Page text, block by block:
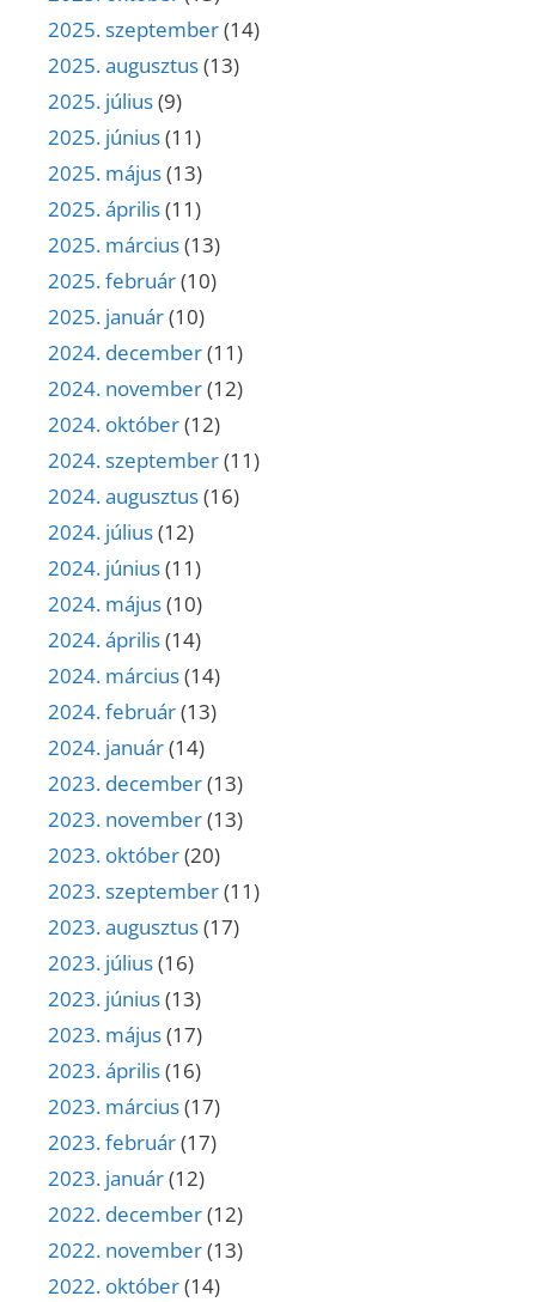
2025. szeptember(14)
2025. augusztus(13)
2025. július(9)
2025. június(11)
2025. május(13)
2025. április(11)
2025. március(13)
2025. február(10)
2025. január(10)
2024. december(11)
2024. november(12)
2024. október(12)
2024. szeptember(11)
2024. augusztus(16)
2024. július(12)
2024. június(11)
2024. május(10)
2024. április(14)
2024. március(14)
2024. február(13)
2024. január(14)
2023. december(13)
2023. november(13)
2023. október(20)
2023. szeptember(11)
2023. augusztus(17)
2023. július(16)
2023. június(13)
2023. május(17)
2023. április(16)
2023. március(17)
2023. február(17)
2023. január(12)
2022. december(12)
2022. november(13)
2022. október(14)